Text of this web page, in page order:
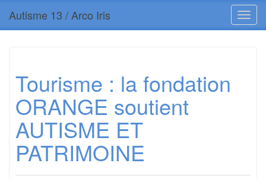
Autisme 13 / Arco Iris
Tourisme : la fondation
ORANGE soutient
AUTISME ET
PATRIMOINE